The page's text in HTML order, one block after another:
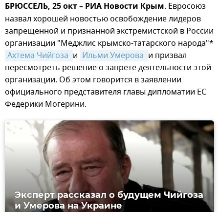
БРЮССЕЛЬ, 25 окт – РИА Новости Крым. Евросоюз
назвал хорошей новостью освобождение лидеров
запрещенной и признанной экстремистской в России
организации "Меджлис крымско-татарского народа"*
Ахтема Чийгоза и Ильми Умерова и призвал
пересмотреть решение о запрете деятельности этой
организации. Об этом говорится в заявлении
официального представителя главы дипломатии ЕС
Федерики Могерини.
Эксперт рассказал о будущем Чийгоза
и Умерова на Украине